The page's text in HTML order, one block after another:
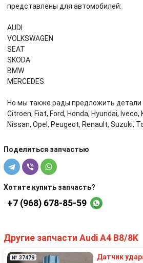
представлены для автомобилей:
AUDI
VOLKSWAGEN
SEAT
SKODA
BMW
MERCEDES
Но мы также рады предложить детали
Citroen, Fiat, Ford, Honda, Hyundai,
Nissan, Opel, Peugeot, Renault, Suzuki,
Поделиться запчастью
Хотите купить запчасть?
+7 (968) 678-85-59
Другие запчасти Audi A4 B8/8K
№ 37479
Датчик